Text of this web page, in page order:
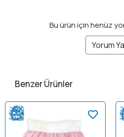
Bu ürün için henüz
Yorum
Benzer Ürünler